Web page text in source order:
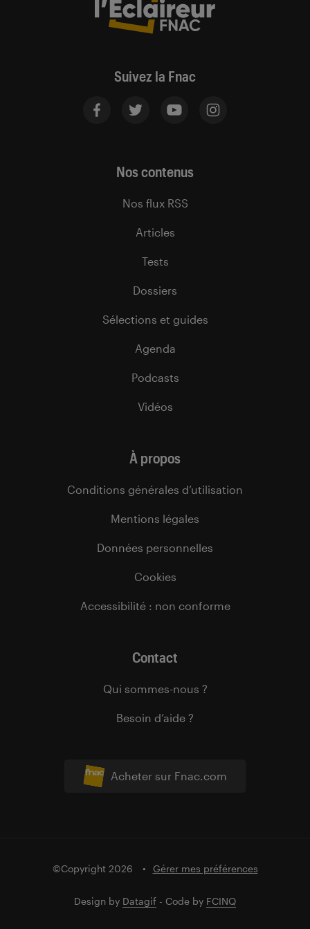
Suivez la Fnac
Acheter sur Fnac.com
Nos contenus
Nos flux RSS
Articles
Tests
Dossiers
Sélections et guides
Agenda
Podcasts
Vidéos
À propos
Conditions générales d’utilisation
Mentions légales
Données personnelles
Cookies
Accessibilité : non conforme
Contact
Qui sommes-nous ?
Besoin d’aide ?
©Copyright 2026 Gérer mes préférences
Design by Datagif - Code by FCINQ